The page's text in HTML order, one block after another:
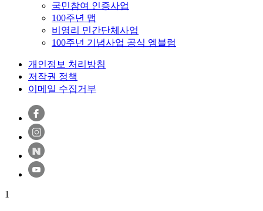
국민참여 인증사업
100주년 맵
비영리 민간단체사업
100주년 기념사업 공식 엠블럼
개인정보 처리방침
저작권 정책
이메일 수집거부
1